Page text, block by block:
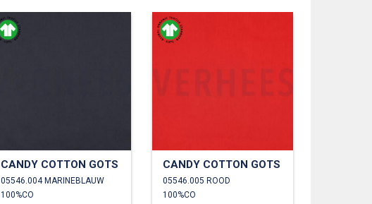
CANDY COTTON GOTS
05546.004 MARINEBLAUW
100%CO
CANDY COTTON GOTS
05546.005 ROOD
100%CO